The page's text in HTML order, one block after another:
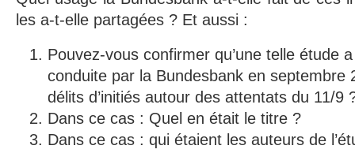
les a-t-elle partagées ? Et aussi :
Pouvez-vous confirmer qu’une telle étude
conduite par la Bundesbank en septembre
délits d’initiés autour des attentats du 11/9
Dans ce cas : Quel en était le titre ?
Dans ce cas : qui étaient les auteurs de